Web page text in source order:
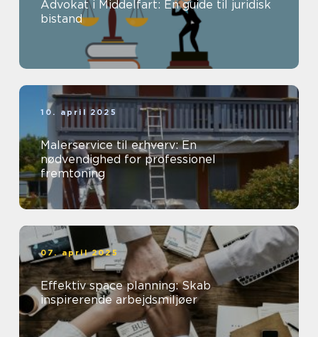
Advokat i Middelfart: En guide til juridisk
bistand
10. april 2025
Malerservice til erhverv: En
nødvendighed for professionel
fremtoning
07. april 2025
Effektiv space planning: Skab
inspirerende arbejdsmiljøer